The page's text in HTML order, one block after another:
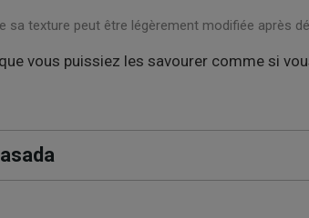
texture peut être légèrement modifiée après
vous puissiez les savourer comme si